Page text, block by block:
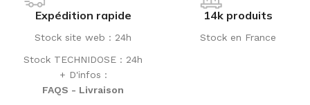
Expédition rapide
Stock site web : 24h
Stock TECHNIDOSE : 24h
+ D'infos :
FAQS - Livraison
14k produits
Stock en France